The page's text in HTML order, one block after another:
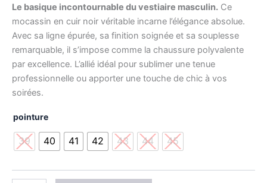
Le basique incontournable du vestiaire masculin. Ce
mocassin en cuir noir véritable incarne l’élégance absolue.
Avec sa ligne épurée, sa finition soignée et sa souplesse
remarquable, il s’impose comme la chaussure polyvalente
par excellence. L’allié idéal pour sublimer une tenue
professionnelle ou apporter une touche de chic à vos
soirées.
pointure
39 40 41 42 43 44 45